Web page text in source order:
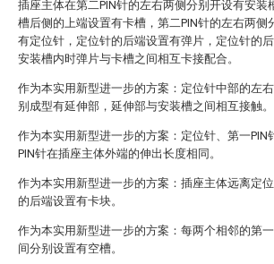
插座主体在第二PIN针的左右两侧分别开设有安装
槽后侧的上端设置有卡槽，第二PIN针的左右两侧
有定位针，定位针的后端设置有弹片，定位针的
安装槽内时弹片与卡槽之间相互卡接配合。
作为本实用新型进一步的方案：定位针中部的左
别成型有延伸部，延伸部与安装槽之间相互接触。
作为本实用新型进一步的方案：定位针、第一PIN
PIN针在插座主体外端的伸出长度相同。
作为本实用新型进一步的方案：插座主体远离定
的后端设置有卡块。
作为本实用新型进一步的方案：每两个相邻的第一
间分别设置有空槽。